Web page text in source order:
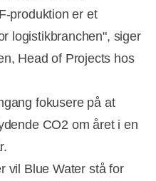
produktion er et
logistikbranchen", siger
Head of Projects hos
fokusere på at
CO2 om året i en
vil Blue Water stå for